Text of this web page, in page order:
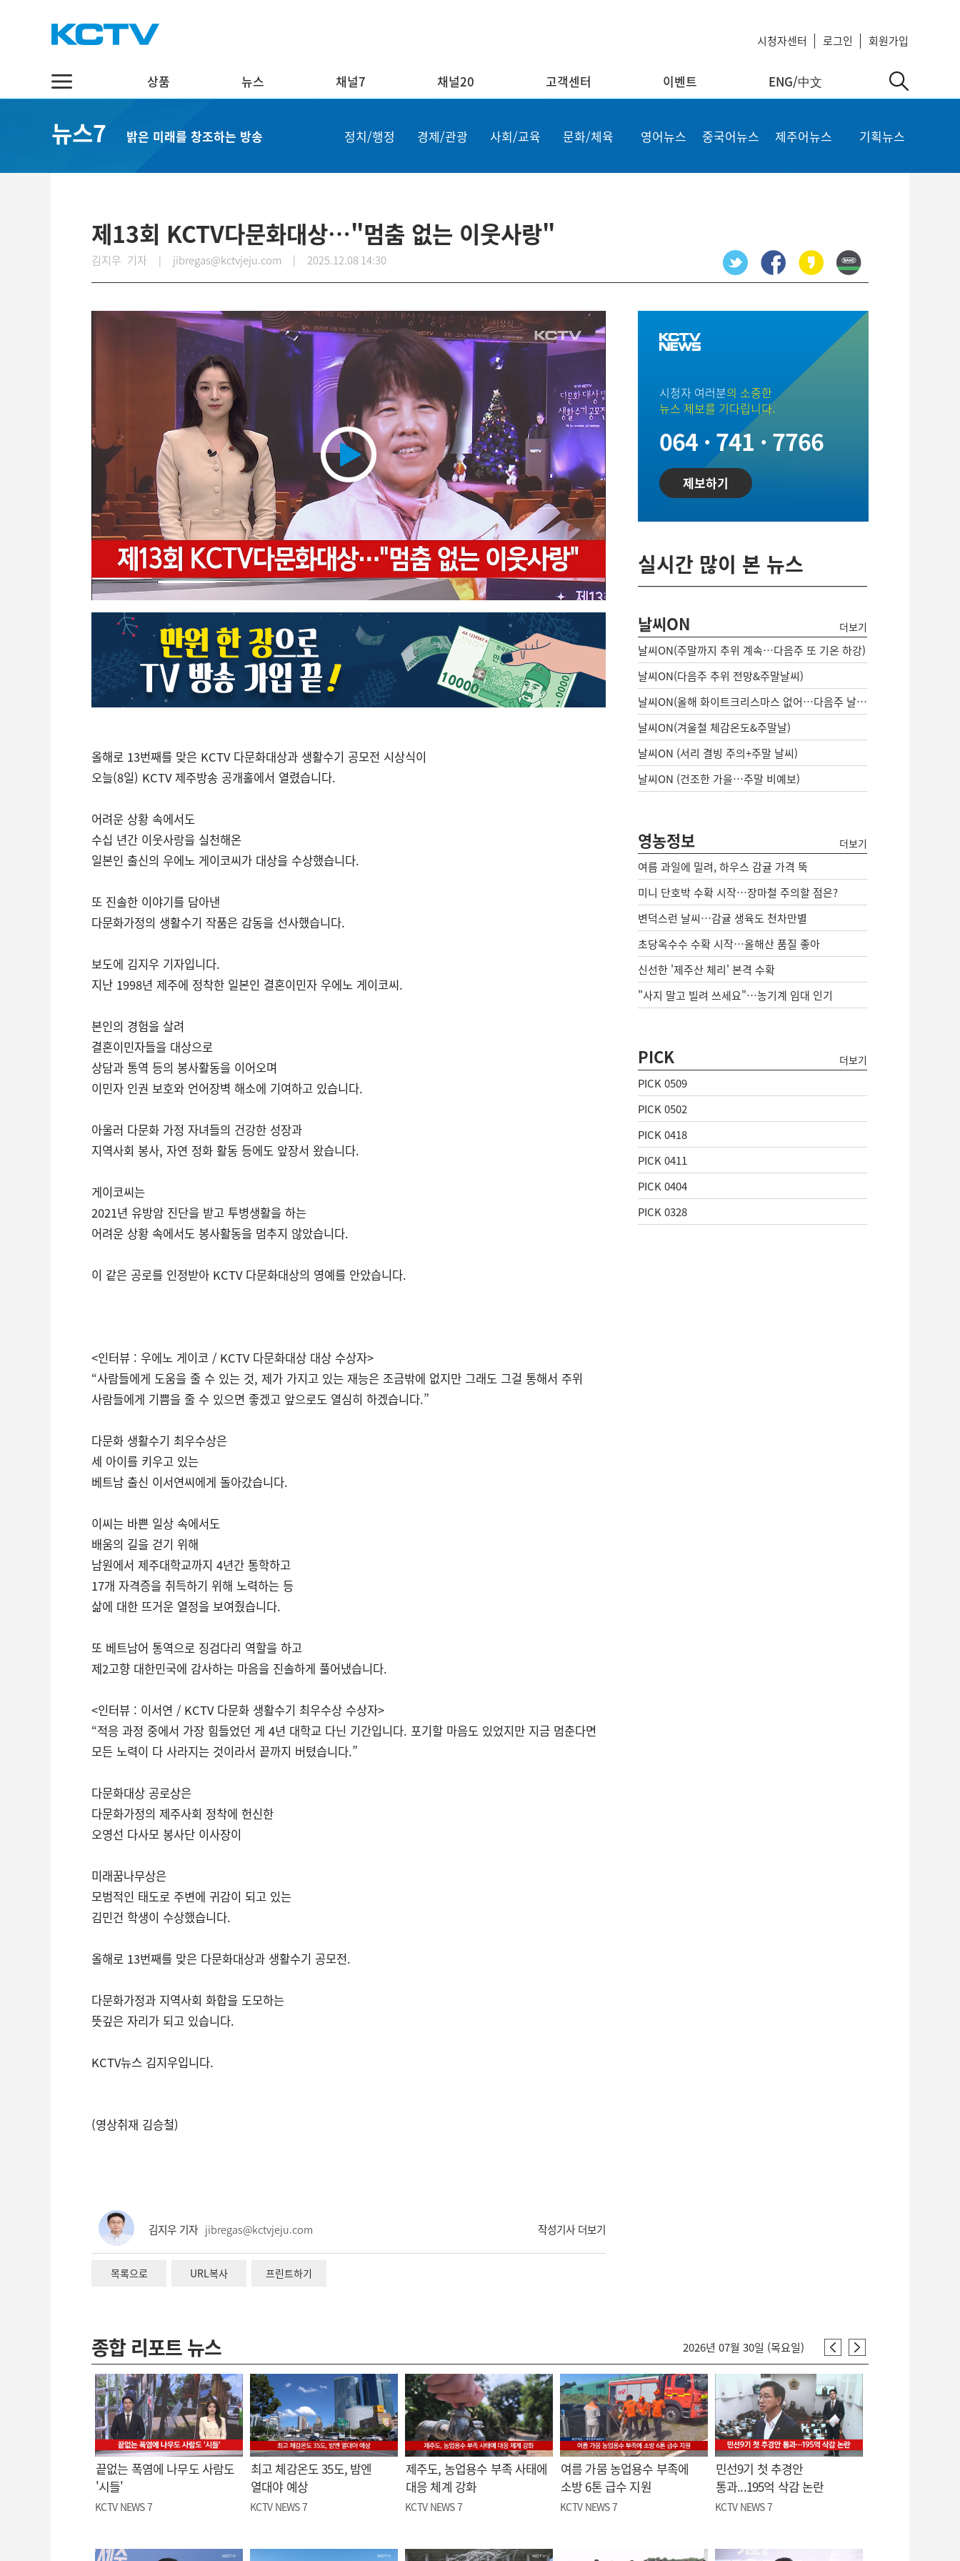
시청자센터 로그인 회원가입
상품 뉴스 채널7 채널20 고객센터 이벤트 ENG/中文
스마트 TV
스마트뷰앱
정치·행정
영어뉴스
중국어뉴스
기획뉴스
실시간보기
자주하는 질문
Order now
회원정보 수정
공지사항
뉴스7 밝은 미래를 창조하는 방송 정치/행정 경제/관광 사회/교육 문화/체육 영어뉴스 중국어뉴스 제주어뉴스 기획뉴스
제13회 KCTV다문화대상…"멈춤 없는 이웃사랑"
김지우 기자 | jibregas@kctvjeju.com | 2025.12.08 14:30
Play
Video
올해로 13번째를 맞은 KCTV 다문화대상과 생활수기 공모전 시상식이
오늘(8일) KCTV 제주방송 공개홀에서 열렸습니다.
어려운 상황 속에서도
수십 년간 이웃사랑을 실천해온
일본인 출신의 우에노 게이코씨가 대상을 수상했습니다.
또 진솔한 이야기를 담아낸
다문화가정의 생활수기 작품은 감동을 선사했습니다.
보도에 김지우 기자입니다.
지난 1998년 제주에 정착한 일본인 결혼이민자 우에노 게이코씨.
본인의 경험을 살려
결혼이민자들을 대상으로
상담과 통역 등의 봉사활동을 이어오며
이민자 인권 보호와 언어장벽 해소에 기여하고 있습니다.
아울러 다문화 가정 자녀들의 건강한 성장과
지역사회 봉사, 자연 정화 활동 등에도 앞장서 왔습니다.
게이코씨는
2021년 유방암 진단을 받고 투병생활을 하는
어려운 상황 속에서도 봉사활동을 멈추지 않았습니다.
이 같은 공로를 인정받아 KCTV 다문화대상의 영예를 안았습니다.
<인터뷰 : 우에노 게이코 / KCTV 다문화대상 대상 수상자>
“사람들에게 도움을 줄 수 있는 것, 제가 가지고 있는 재능은 조금밖에 없지만 그래도 그걸 통해서 주위
사람들에게 기쁨을 줄 수 있으면 좋겠고 앞으로도 열심히 하겠습니다.”
다문화 생활수기 최우수상은
세 아이를 키우고 있는
베트남 출신 이서연씨에게 돌아갔습니다.
이씨는 바쁜 일상 속에서도
배움의 길을 걷기 위해
남원에서 제주대학교까지 4년간 통학하고
17개 자격증을 취득하기 위해 노력하는 등
삶에 대한 뜨거운 열정을 보여줬습니다.
또 베트남어 통역으로 징검다리 역할을 하고
제2고향 대한민국에 감사하는 마음을 진솔하게 풀어냈습니다.
<인터뷰 : 이서연 / KCTV 다문화 생활수기 최우수상 수상자>
“적응 과정 중에서 가장 힘들었던 게 4년 대학교 다닌 기간입니다. 포기할 마음도 있었지만 지금 멈춘다면
모든 노력이 다 사라지는 것이라서 끝까지 버텼습니다.”
다문화대상 공로상은
다문화가정의 제주사회 정착에 헌신한
오영선 다사모 봉사단 이사장이
미래꿈나무상은
모범적인 태도로 주변에 귀감이 되고 있는
김민건 학생이 수상했습니다.
올해로 13번째를 맞은 다문화대상과 생활수기 공모전.
다문화가정과 지역사회 화합을 도모하는
뜻깊은 자리가 되고 있습니다.
KCTV뉴스 김지우입니다.
(영상취재 김승철)
김지우 기자 jibregas@kctvjeju.com 작성기사 더보기
목록으로 URL복사 프린트하기
시청자 여러분의 소중한
뉴스 제보를 기다립니다.
064 · 741 · 7766
제보하기
실시간 많이 본 뉴스
날씨ON 더보기
날씨ON(주말까지 추위 계속…다음주 또 기온 하강)
날씨ON(다음주 추위 전망&주말날씨)
날씨ON(올해 화이트크리스마스 없어…다음주 날씨는?)
날씨ON(겨울철 체감온도&주말날)
날씨ON (서리 결빙 주의+주말 날씨)
날씨ON (건조한 가을…주말 비예보)
영농정보 더보기
여름 과일에 밀려, 하우스 감귤 가격 뚝
미니 단호박 수확 시작…장마철 주의할 점은?
변덕스런 날씨…감귤 생육도 천차만별
초당옥수수 수확 시작…올해산 품질 좋아
신선한 '제주산 체리' 본격 수확
"사지 말고 빌려 쓰세요"…농기계 임대 인기
PICK 더보기
PICK 0509
PICK 0502
PICK 0418
PICK 0411
PICK 0404
PICK 0328
종합 리포트 뉴스 2026년 07월 30일 (목요일)
끝없는 폭염에 나무도 사람도
'시들'
KCTV NEWS 7
최고 체감온도 35도, 밤엔
열대야 예상
KCTV NEWS 7
제주도, 농업용수 부족 사태에
대응 체계 강화
KCTV NEWS 7
여름 가뭄 농업용수 부족에
소방 6톤 급수 지원
KCTV NEWS 7
민선9기 첫 추경안
통과...195억 삭감 논란
KCTV NEWS 7